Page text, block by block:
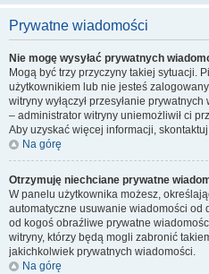
Prywatne wiadomości
Nie mogę wysyłać prywatnych
Mogą być trzy przyczyny takiej sytuacji.
użytkownikiem lub nie jesteś
witryny wyłączył przesyłanie
– administrator witryny uniemożliwił ci
Aby uzyskać więcej informacji,
Na górę
Otrzymuję niechciane prywatne
W panelu użytkownika możesz,
automatyczne usuwanie wiadomości od
od kogoś obraźliwe prywatne
witryny, którzy będą mogli zabronić
jakichkolwiek prywatnych wiadomości.
Na górę